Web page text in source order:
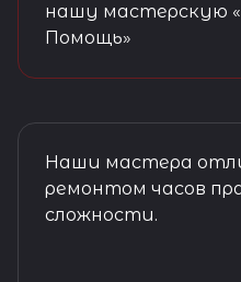
нашу мастерскую
Помощь»
Наши мастера
ремонтом часов
сложности.